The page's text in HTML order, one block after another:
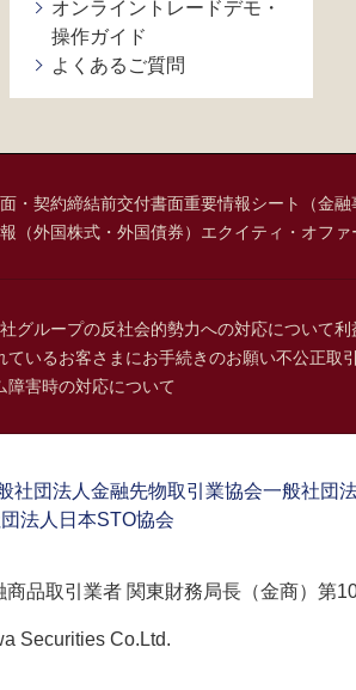
オンライントレードデモ・
操作ガイド
よくあるご質問
・契約締結前交付書面重要情報シート（金融
（外国株式・外国債券） エクイティ・オファ
グループの反社会的勢力への対応について利
ているお客さまにお手続きのお願い不公正取
障害時の対応について
社団法人金融先物取引業協会一般社団
法人日本STO協会
商品取引業者 関東財務局長（金商）第
Securities Co.Ltd.